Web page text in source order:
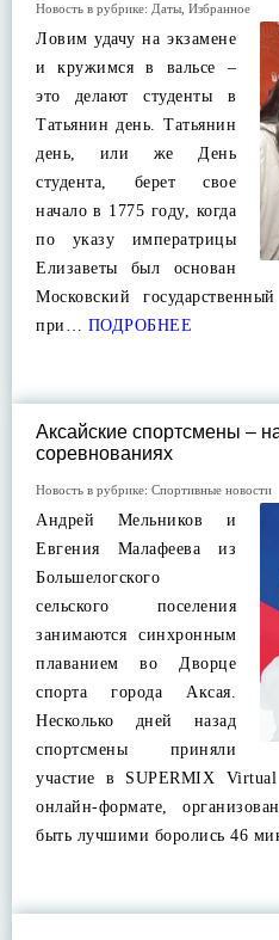
Новость в рубрике: Даты Избранное
Ловим удачу на экзамене
и кружимся в вальсе –
это делают студенты в
Татьянин день. Татьянин
день, или же День
студента, берет свое
начало в 1775 году, когда
по указу императрицы
Елизаветы был основан
Московский
при… ПОДРОБНЕЕ
Аксайские спортсмены –
соревнованиях
Новость в рубрике: Спортивные новости
Андрей Мельников и
Евгения Малафеева из
Большелогского
сельского поселения
занимаются синхронным
плаванием во Дворце
спорта города Аксая.
Несколько дней назад
спортсмены приняли
участие в SUPERMIX
онлайн-формате,
быть лучшими боролись 46